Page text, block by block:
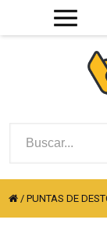
/PUNTAS DE